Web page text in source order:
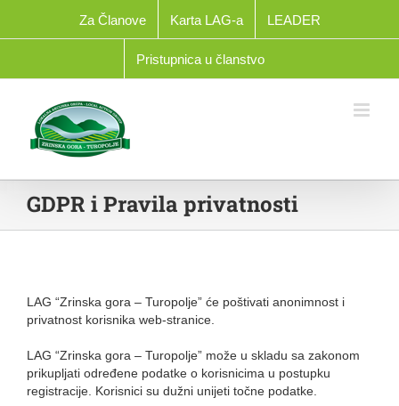
content
Za Članove Karta LAG-a LEADER
Pristupnica u članstvo
GDPR i Pravila privatnosti
LAG “Zrinska gora – Turopolje” će poštivati anonimnost i
privatnost korisnika web-stranice.
LAG “Zrinska gora – Turopolje” može u skladu sa zakonom
prikupljati određene podatke o korisnicima u postupku
registracije. Korisnici su dužni unijeti točne podatke.